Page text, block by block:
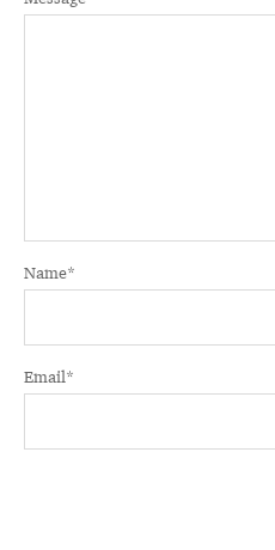
Name*
Email*